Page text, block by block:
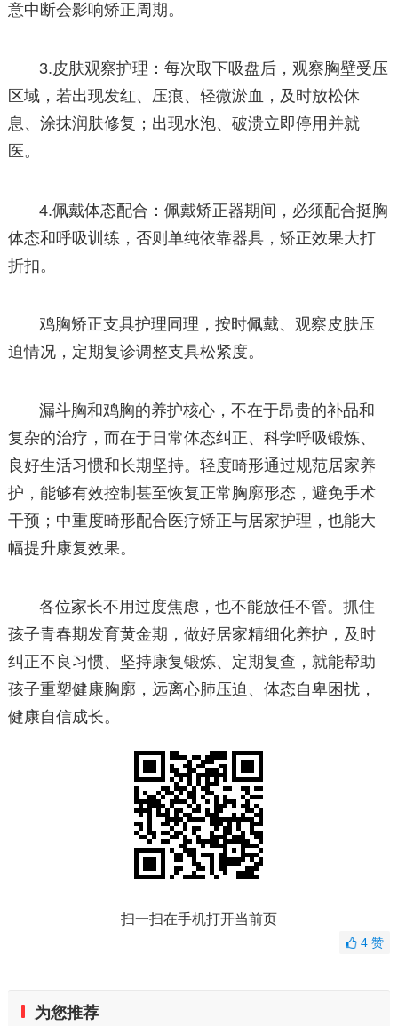
意中断会影响矫正周期。
3.皮肤观察护理：每次取下吸盘后，观察胸壁受压
区域，若出现发红、压痕、轻微淤血，及时放松休
息、涂抹润肤修复；出现水泡、破溃立即停用并就
医。
4.佩戴体态配合：佩戴矫正器期间，必须配合挺胸
体态和呼吸训练，否则单纯依靠器具，矫正效果大打
折扣。
鸡胸矫正支具护理同理，按时佩戴、观察皮肤压
迫情况，定期复诊调整支具松紧度。
漏斗胸和鸡胸的养护核心，不在于昂贵的补品和
复杂的治疗，而在于日常体态纠正、科学呼吸锻炼、
良好生活习惯和长期坚持。轻度畸形通过规范居家养
护，能够有效控制甚至恢复正常胸廓形态，避免手术
干预；中重度畸形配合医疗矫正与居家护理，也能大
幅提升康复效果。
各位家长不用过度焦虑，也不能放任不管。抓住
孩子青春期发育黄金期，做好居家精细化养护，及时
纠正不良习惯、坚持康复锻炼、定期复查，就能帮助
孩子重塑健康胸廓，远离心肺压迫、体态自卑困扰，
健康自信成长。
扫一扫在手机打开当前页
4赞
为您推荐